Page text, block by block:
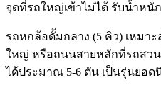
จุดที่รถใหญ่เข้าไม่ได้ รับน้ำหนั
รถหกล้อดั้มกลาง (5 คิว) เหมา
ใหญ่ หรือถนนสายหลักที่รถสว
ได้ประมาณ 5-6 ตัน เป็นรุ่นยอ